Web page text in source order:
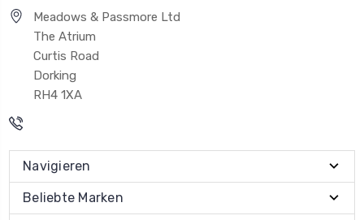
Meadows & Passmore Ltd
The Atrium
Curtis Road
Dorking
RH4 1XA
Navigieren
Beliebte Marken